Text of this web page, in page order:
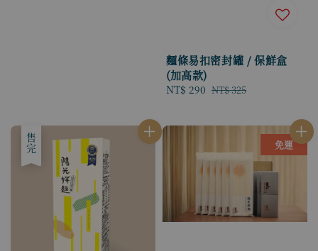
麵條易扣密封罐 / 保鮮盒
(加高款)
Sale
NT$ 290 Regular
NT$ 325
售完 免運